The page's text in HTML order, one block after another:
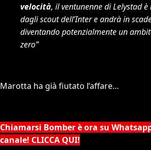
velocità, il ventunenne di Lelystad
dagli scout dell’Inter e andrà in
diventando potenzialmente un
zero”
Marotta ha già fiutato l’affare…
Chiamarsi Bomber è ora su
canale! CLICCA QUI!